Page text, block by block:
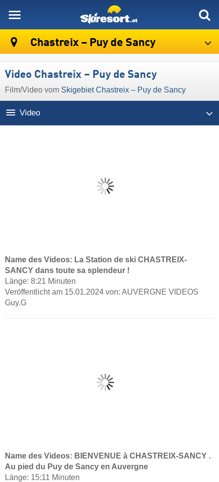
Chastreix – Puy de Sancy
Video Chastreix – Puy de Sancy
Film/Video vom Skigebiet Chastreix – Puy de Sancy
Video
Name des Videos: La Station de ski CHASTREIX-
SANCY dans toute sa splendeur !
Länge: 8:21 Minuten
Veröffentlicht am 15.01.2024 von: AUVERGNE VIDEOS
Guy.G
Name des Videos: BIENVENUE à CHASTREIX-SANCY .
Au pied du Puy de Sancy en Auvergne
Länge: 15:11 Minuten